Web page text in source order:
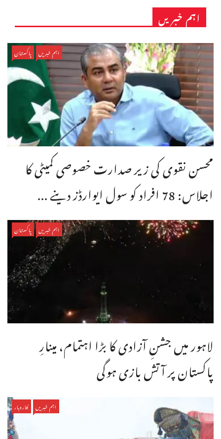
اہم خبریں
اہم خبریں پاکستان
محسن نقوی کی زیر صدارت خصوصی کمیٹی کا
اجلاس: 78 افراد کو سول ایوارڈز دینے ...
اہم خبریں پاکستان
لاہور میں جشنِ آزادی کا بڑا اہتمام، مینارِ
پاکستان پر آتش بازی ہوگی
اہم خبریں کاروبار